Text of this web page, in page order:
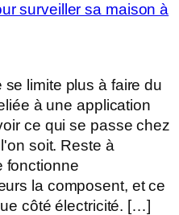
surveiller sa maison à
limite plus à faire du
à une application
ce qui se passe chez
soit. Reste à
fonctionne
la composent, et ce
côté électricité. […]